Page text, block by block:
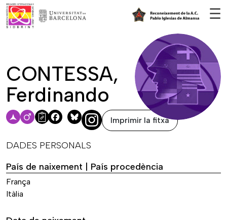
☰
CONTESSA,
Ferdinando
Facebook
Bluesky Imprimir la fitxa
DADES PERSONALS
País de naixement | País procedència
França
Itàlia